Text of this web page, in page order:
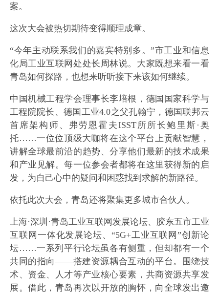
案。
这次大会被热切期待变得顺理成章。
“今年主动联系我们的嘉宾特别多。”市工业和信息
化局工业互联网处处长周林说。大家既想来看一看
青岛如何探路，也想来听听接下来该如何继续。
中国机械工程学会理事长李培根，德国国家科学与
工程院院长、德国工业4.0之父孔翰宁，德国联邦云
首席架构师、弗劳恩霍夫ISST所所长鲍里斯·奥
托……一位位顶级大咖将在这个平台上贡献智慧，
讲解全球最前沿的趋势、分享他们最新的技术成果
和产业见解。每一位参会者都将在这里获得新的启
发，为自己心中的疑问和困惑找到求解的新路径。
依托此次大会，青岛还将聚集更多城市合伙人。
上海·深圳·青岛工业互联网发展论坛、胶东五市工业
互联网一体化发展论坛、“5G+工业互联网”创新论
坛……一系列平行论坛虽各有侧重，但却都有一个
共同的指向——搭建资源耦合互动的平台。围绕技
术、资金、人才等产业核心要素，共商资源共享发
展。借此，青岛再次以开放的胸怀，向全球发出邀